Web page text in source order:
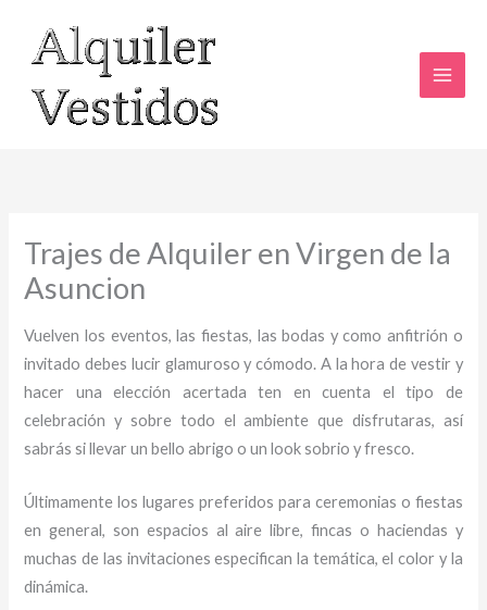
contenido
Trajes de Alquiler en Virgen de la
Asuncion
Vuelven los eventos, las fiestas, las bodas y como anfitrión o
invitado debes lucir glamuroso y cómodo. A la hora de vestir y
hacer una elección acertada ten en cuenta el tipo de
celebración y sobre todo el ambiente que disfrutaras, así
sabrás si llevar un bello abrigo o un look sobrio y fresco.
Últimamente los lugares preferidos para ceremonias o fiestas
en general, son espacios al aire libre, fincas o haciendas y
muchas de las invitaciones especifican la temática, el color y la
dinámica.